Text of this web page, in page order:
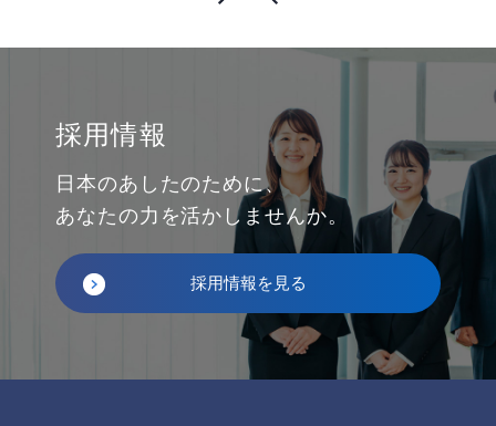
採用情報
日本のあしたのために、
あなたの力を活かしませんか。
採用情報を見る